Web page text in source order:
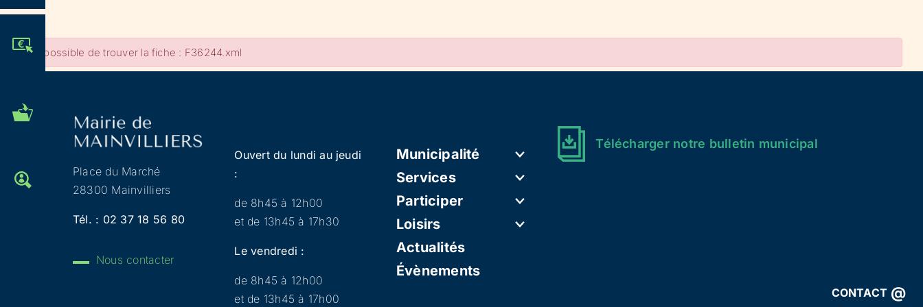
ADMINISTRATIVES
OFFRES D'EMPLOI
CONTACT @
Impossible de trouver la fiche : F36244.xml
Place du Marché
28300 Mainvilliers
Tél. : 02 37 18 56 80
Nous contacter
Ouvert du lundi au jeudi
:
de 8h45 à 12h00
et de 13h45 à 17h30
Le vendredi :
de 8h45 à 12h00
et de 13h45 à 17h00
Municipalité
Services
Participer
Loisirs
Actualités
Évènements
Télécharger notre bulletin municipal